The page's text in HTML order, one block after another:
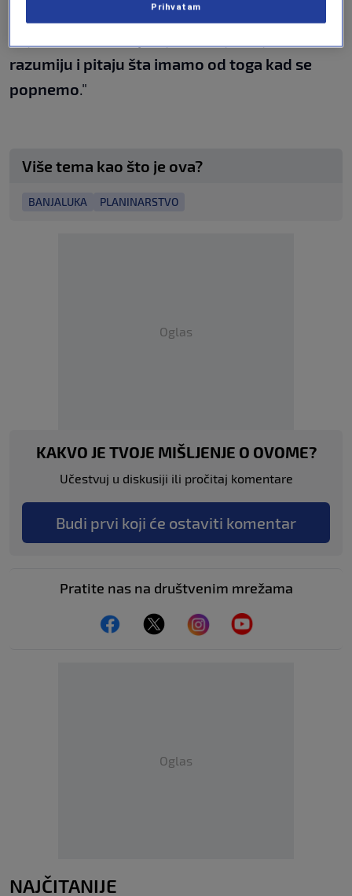
i sport, te da je čak iznad sporta. "
razumiju i pitaju šta imamo od toga kad se
popnemo."
Više tema kao što je ova?
BANJALUKA PLANINARSTVO
Oglas
KAKVO JE TVOJE MIŠLJENJE O OVOME?
Učestvuj u diskusiji ili pročitaj komentare
Budi prvi koji će ostaviti komentar
Pratite nas na društvenim mrežama
Oglas
NAJČITANIJE
Prihvatam